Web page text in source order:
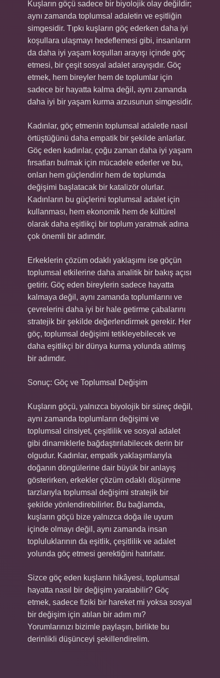
Kuşların göçü sadece bir biyolojik olay değildir;
aynı zamanda toplumsal adaletin ve eşitliğin
simgesidir. Tıpkı kuşların göç ederken daha iyi
koşullara ulaşmayı hedeflemesi gibi, insanların
da daha iyi yaşam koşulları arayışı içinde göç
etmesi, bir çeşit sosyal adalet arayışıdır. Göç
etmek, hem bireyler hem de toplumlar için
sadece bir hayatta kalma değil, aynı zamanda
daha iyi bir yaşam kurma arzusunun simgesidir.
Kadınlar, göç etmenin toplumsal adaletle nasıl
örtüştüğünü daha empatik bir şekilde anlarlar.
Göç eden kadınlar, çoğu zaman daha iyi yaşam
fırsatları bulmak için mücadele ederler ve bu,
onları hem güçlendirir hem de toplumda
değişimi başlatacak bir katalizör olurlar.
Kadınların bu güçlerini toplumsal adalet için
kullanması, hem ekonomik hem de kültürel
olarak daha eşitlikçi bir toplum yaratmak adına
çok önemli bir adımdır.
Erkeklerin çözüm odaklı yaklaşımı ise göçün
toplumsal etkilerine daha analitik bir bakış açısı
getirir. Göç eden bireylerin sadece hayatta
kalmaya değil, aynı zamanda toplumlarını ve
çevrelerini daha iyi bir hale getirme çabalarını
stratejik bir şekilde değerlendirmek gerekir. Her
göç, toplumsal değişimi tetikleyebilecek ve
daha eşitlikçi bir dünya kurma yolunda atılmış
bir adımdır.
Sonuç: Göç ve Toplumsal Değişim
Kuşların göçü, yalnızca biyolojik bir süreç değil,
aynı zamanda toplumların değişimi ve
toplumsal cinsiyet, çeşitlilik ve sosyal adalet
gibi dinamiklerle bağdaştırılabilecek derin bir
olgudur. Kadınlar, empatik yaklaşımlarıyla
doğanın döngülerine dair büyük bir anlayış
gösterirken, erkekler çözüm odaklı düşünme
tarzlarıyla toplumsal değişimi stratejik bir
şekilde yönlendirebilirler. Bu bağlamda,
kuşların göçü bize yalnızca doğa ile uyum
içinde olmayı değil, aynı zamanda insan
topluluklarının da eşitlik, çeşitlilik ve adalet
yolunda göç etmesi gerektiğini hatırlatır.
Sizce göç eden kuşların hikâyesi, toplumsal
hayatta nasıl bir değişim yaratabilir? Göç
etmek, sadece fiziki bir hareket mi yoksa sosyal
bir değişim için atılan bir adım mı?
Yorumlarınızı bizimle paylaşın, birlikte bu
derinlikli düşünceyi şekillendirelim.